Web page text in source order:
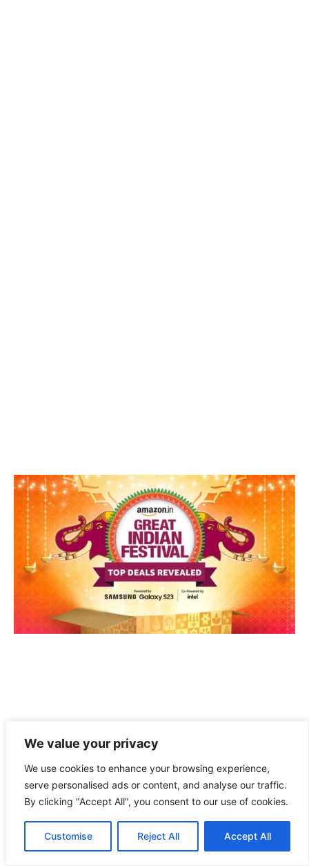
We value your privacy
We use cookies to enhance your browsing experience,
serve personalised ads or content, and analyse our traffic.
By clicking "Accept All", you consent to our use of cookies.
Customise Reject All Accept All